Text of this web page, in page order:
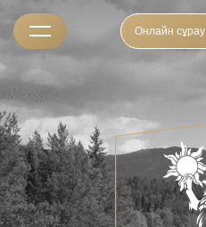
Онлайн сұрау